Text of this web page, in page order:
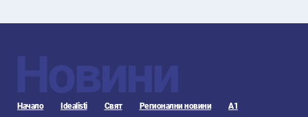
Новини
Начало Idealisti Свят Регионални новини А1